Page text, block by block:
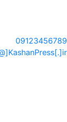
09123456789